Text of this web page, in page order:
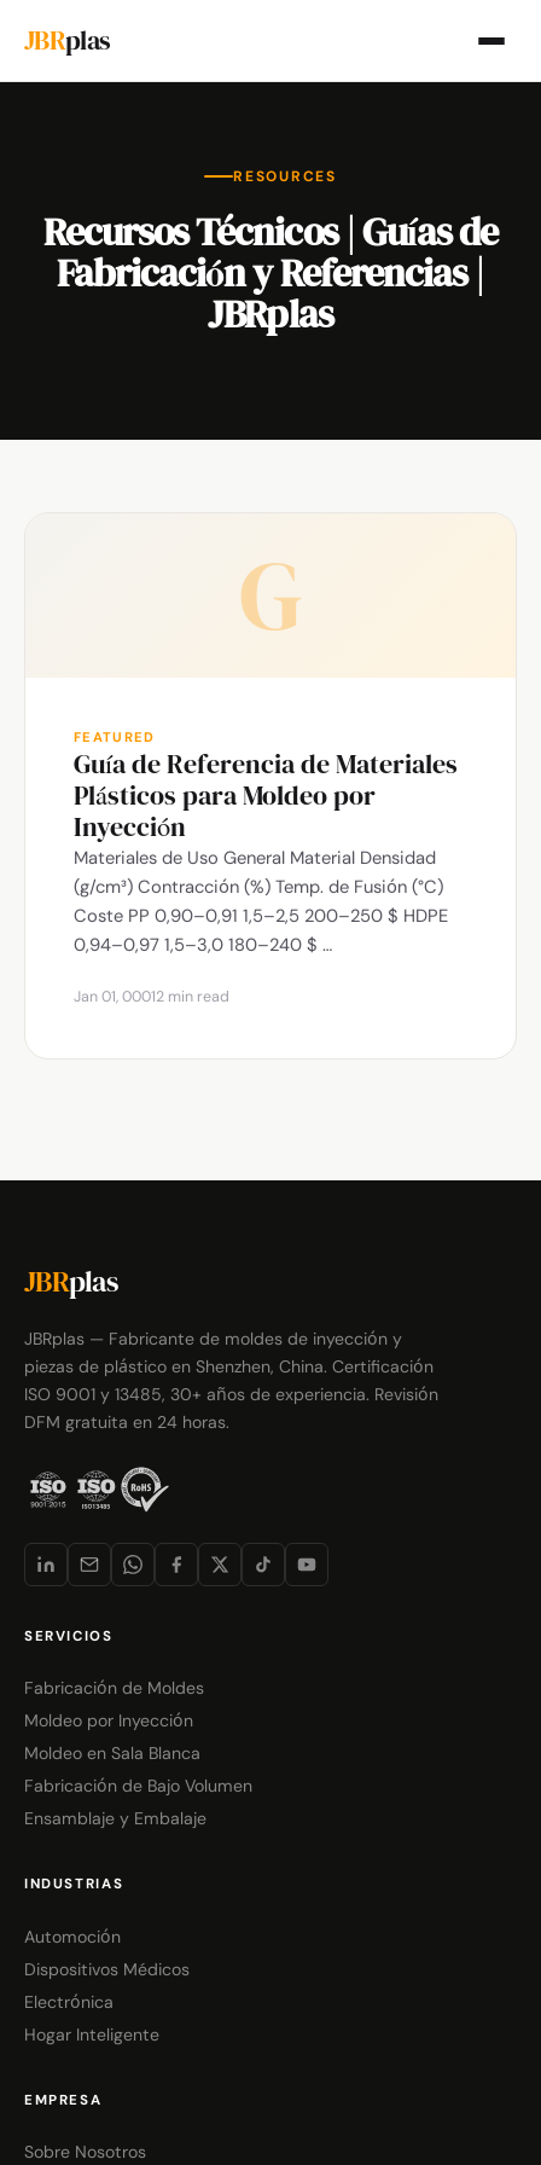
JBRplas
RESOURCES
Recursos Técnicos | Guías de
Fabricación y Referencias |
JBRplas
G
FEATURED
Guía de Referencia de Materiales
Plásticos para Moldeo por
Inyección
Materiales de Uso General Material Densidad
(g/cm³) Contracción (%) Temp. de Fusión (°C)
Coste PP 0,90–0,91 1,5–2,5 200–250 $ HDPE
0,94–0,97 1,5–3,0 180–240 $ …
Jan 01, 00012 min read
JBRplas
JBRplas — Fabricante de moldes de inyección y
piezas de plástico en Shenzhen, China. Certificación
ISO 9001 y 13485, 30+ años de experiencia. Revisión
DFM gratuita en 24 horas.
SERVICIOS
Fabricación de Moldes
Moldeo por Inyección
Moldeo en Sala Blanca
Fabricación de Bajo Volumen
Ensamblaje y Embalaje
INDUSTRIAS
Automoción
Dispositivos Médicos
Electrónica
Hogar Inteligente
EMPRESA
Sobre Nosotros